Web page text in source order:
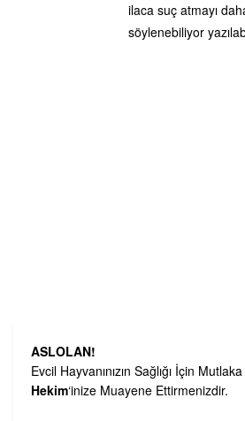
ilaca suç atmayı
söylenebiliyor
ASLOLAN!
Evcil Hayvanınızın Sağlığı İçin Mutlaka
Hekim‘inize Muayene Ettirmenizdir.